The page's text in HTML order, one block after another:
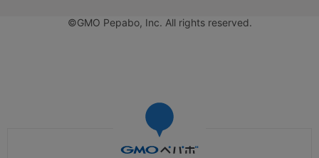
©GMO Pepabo, Inc. All rights reserved.